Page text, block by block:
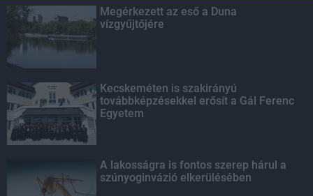
Megérkezett az eső a Duna
vízgyűjtőjére
Kecskeméten is szakirányú
továbbképzésekkel erősít a Gál Ferenc
Egyetem
A lakosságra is fontos szerep hárul a
szúnyoginvázió elkerülésében